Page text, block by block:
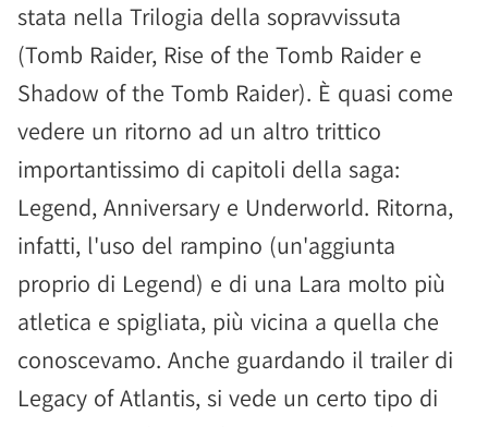
stata nella Trilogia della sopravvissuta
(Tomb Raider, Rise of the Tomb Raider e
Shadow of the Tomb Raider). È quasi come
vedere un ritorno ad un altro trittico
importantissimo di capitoli della saga:
Legend, Anniversary e Underworld. Ritorna,
infatti, l'uso del rampino (un'aggiunta
proprio di Legend) e di una Lara molto più
atletica e spigliata, più vicina a quella che
conoscevamo. Anche guardando il trailer di
Legacy of Atlantis, si vede un certo tipo di